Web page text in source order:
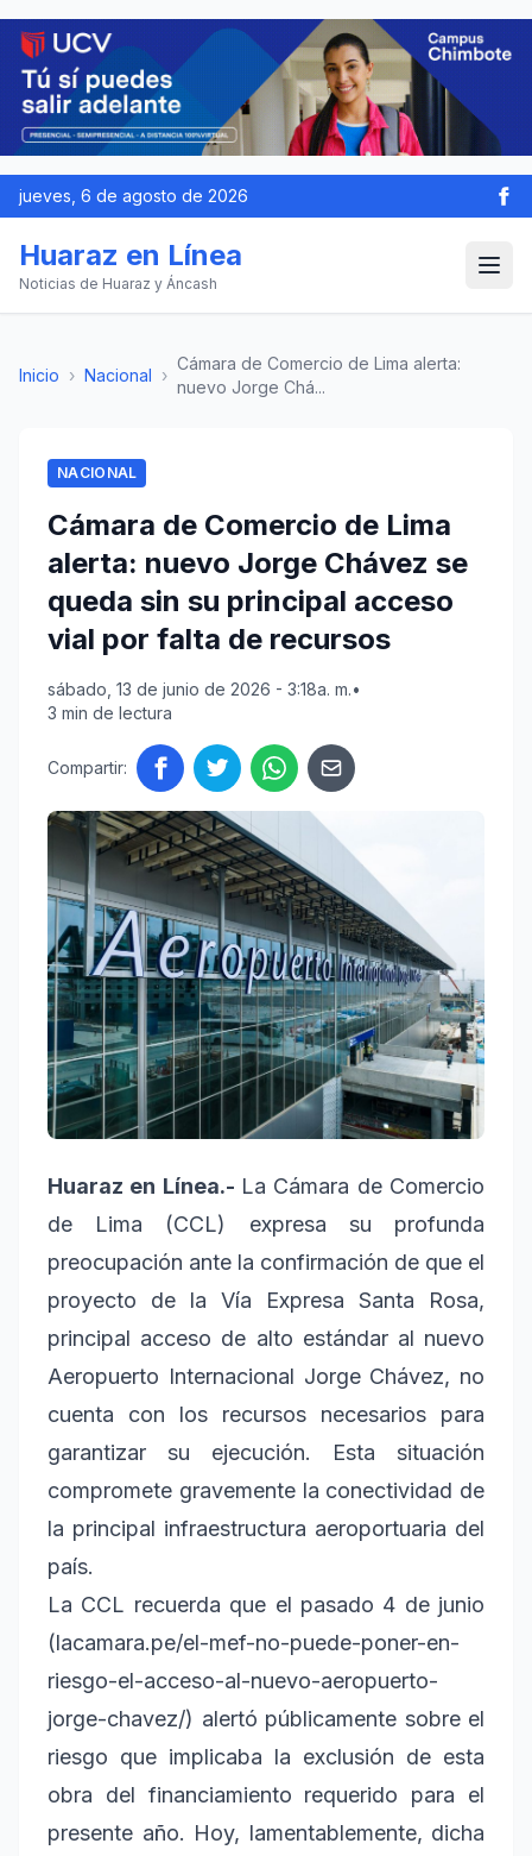
jueves, 6 de agosto de 2026
Huaraz en Línea
Noticias de Huaraz y Áncash
Inicio › Nacional ›
Cámara de Comercio de Lima alerta:
nuevo Jorge Chá...
NACIONAL
Cámara de Comercio de Lima
alerta: nuevo Jorge Chávez se
queda sin su principal acceso
vial por falta de recursos
sábado, 13 de junio de 2026 - 3:18a. m.•
3 min de lectura
Compartir:
Huaraz en Línea.- La Cámara de Comercio
de Lima (CCL) expresa su profunda
preocupación ante la confirmación de que el
proyecto de la Vía Expresa Santa Rosa,
principal acceso de alto estándar al nuevo
Aeropuerto Internacional Jorge Chávez, no
cuenta con los recursos necesarios para
garantizar su ejecución. Esta situación
compromete gravemente la conectividad de
la principal infraestructura aeroportuaria del
país.
La CCL recuerda que el pasado 4 de junio
(lacamara.pe/el-mef-no-puede-poner-en-
riesgo-el-acceso-al-nuevo-aeropuerto-
jorge-chavez/) alertó públicamente sobre el
riesgo que implicaba la exclusión de esta
obra del financiamiento requerido para el
presente año. Hoy, lamentablemente, dicha